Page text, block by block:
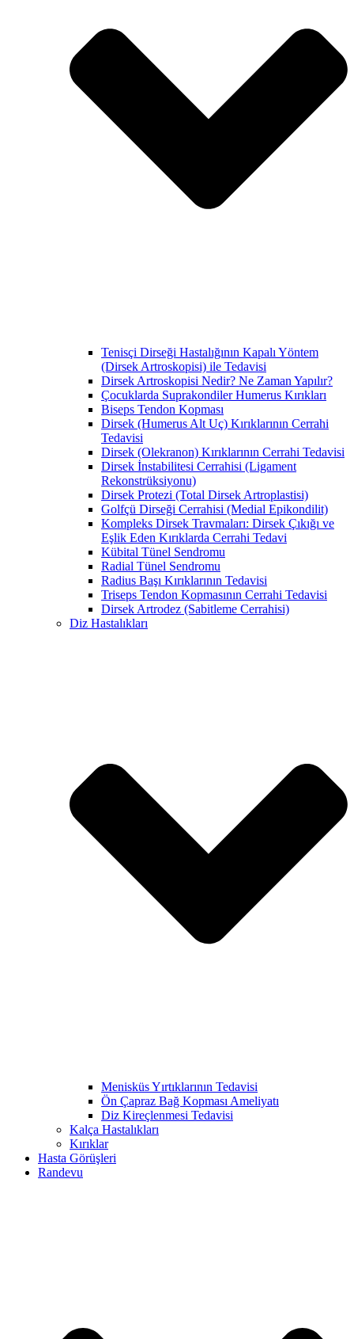
Tenisçi Dirseği Hastalığının Kapalı Yöntem
(Dirsek Artroskopisi) ile Tedavisi
Dirsek Artroskopisi Nedir? Ne Zaman Yapılır?
Çocuklarda Suprakondiler Humerus Kırıkları
Biseps Tendon Kopması
Dirsek (Humerus Alt Uç) Kırıklarının Cerrahi
Tedavisi
Dirsek (Olekranon) Kırıklarının Cerrahi Tedavisi
Dirsek İnstabilitesi Cerrahisi (Ligament
Rekonstrüksiyonu)
Dirsek Protezi (Total Dirsek Artroplastisi)
Golfçü Dirseği Cerrahisi (Medial Epikondilit)
Kompleks Dirsek Travmaları: Dirsek Çıkığı ve
Eşlik Eden Kırıklarda Cerrahi Tedavi
Kübital Tünel Sendromu
Radial Tünel Sendromu
Radius Başı Kırıklarının Tedavisi
Triseps Tendon Kopmasının Cerrahi Tedavisi
Dirsek Artrodez (Sabitleme Cerrahisi)
Diz Hastalıkları
Menisküs Yırtıklarının Tedavisi
Ön Çapraz Bağ Kopması Ameliyatı
Diz Kireçlenmesi Tedavisi
Kalça Hastalıkları
Kırıklar
Hasta Görüşleri
Randevu